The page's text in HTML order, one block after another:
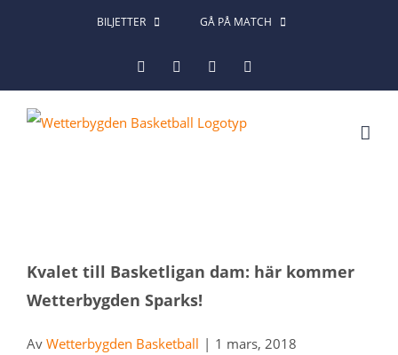
BILJETTER GÅ PÅ MATCH
FacebookInstagram
Kvalet till Basketligan dam: här kommer
Wetterbygden Sparks!
Av Wetterbygden Basketball | 1 mars, 2018